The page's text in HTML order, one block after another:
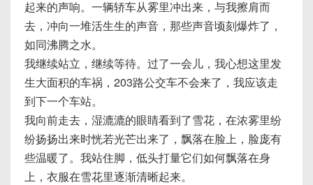
起来的声响。一辆轿车从雾里冲出来，与我擦肩而
去，冲向一堆活生生的声音，那些声音顷刻爆炸了，
如同沸腾之水。
我继续站立，继续等待。过了一会儿，我心想这里发
生大面积的车祸，203路公交车不会来了，我应该走
到下一个车站。
我向前走去，湿漉漉的眼睛看到了雪花，在浓雾里纷
纷扬扬出来时恍若光芒出来了，飘落在脸上，脸庞有
些温暖了。我站住脚，低头打量它们如何飘落在身
上，衣服在雪花里逐渐清晰起来。